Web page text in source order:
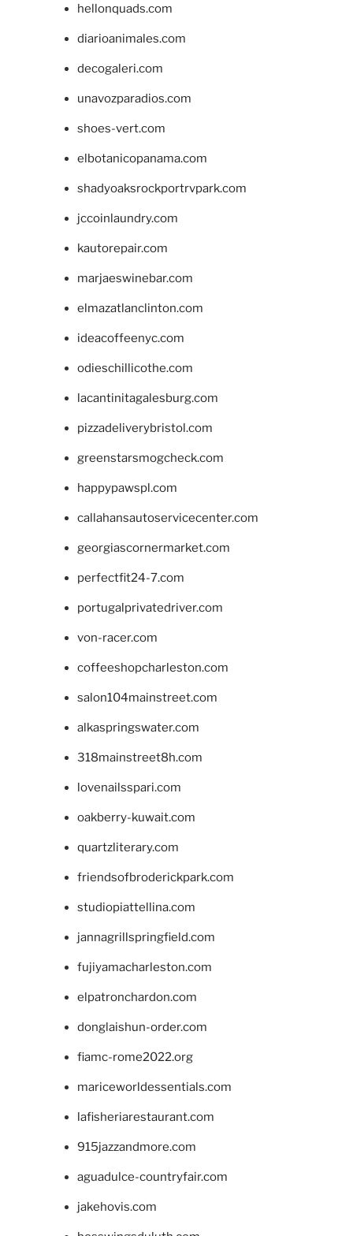
hellonquads.com
diarioanimales.com
decogaleri.com
unavozparadios.com
shoes-vert.com
elbotanicopanama.com
shadyoaksrockportrvpark.com
jccoinlaundry.com
kautorepair.com
marjaeswinebar.com
elmazatlanclinton.com
ideacoffeenyc.com
odieschillicothe.com
lacantinitagalesburg.com
pizzadeliverybristol.com
greenstarsmogcheck.com
happypawspl.com
callahansautoservicecenter.com
georgiascornermarket.com
perfectfit24-7.com
portugalprivatedriver.com
von-racer.com
coffeeshopcharleston.com
salon104mainstreet.com
alkaspringswater.com
318mainstreet8h.com
lovenailsspari.com
oakberry-kuwait.com
quartzliterary.com
friendsofbroderickpark.com
studiopiattellina.com
jannagrillspringfield.com
fujiyamacharleston.com
elpatronchardon.com
donglaishun-order.com
fiamc-rome2022.org
mariceworldessentials.com
lafisheriarestaurant.com
915jazzandmore.com
aguadulce-countryfair.com
jakehovis.com